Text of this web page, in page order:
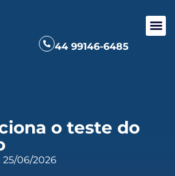
44 99146-6485
o teste do
25/06/2026